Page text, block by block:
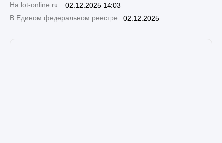
На lot-online.ru:
02.12.2025 14:03
В Едином федеральном реестре
02.12.2025